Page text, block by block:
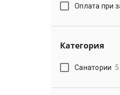
Оплата при
Категория
Санатории 5